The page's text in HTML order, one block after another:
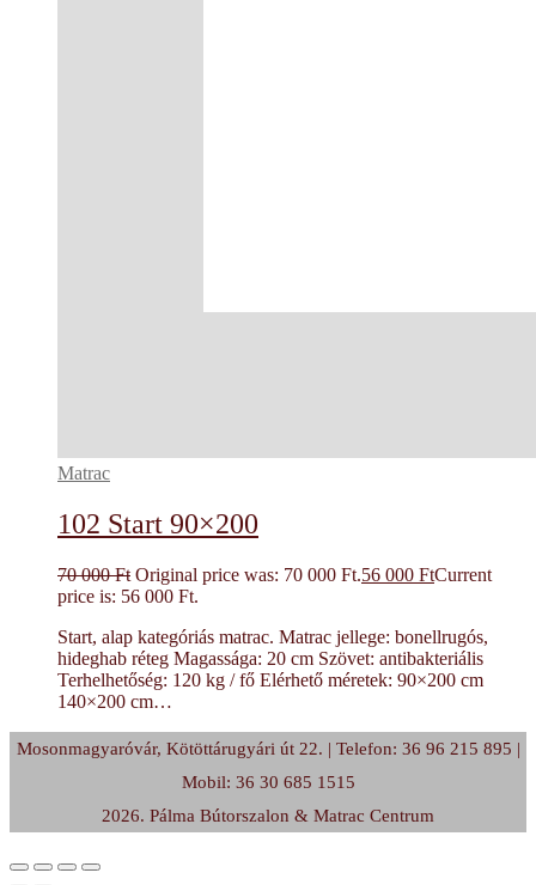
Matrac
102 Start 90×200
70 000Ft Original price was: 70 000 Ft.56 000 FtCurrent
price is: 56 000 Ft.
Start, alap kategóriás matrac. Matrac jellege: bonellrugós,
hideghab réteg Magassága: 20 cm Szövet: antibakteriális
Terhelhetőség: 120 kg / fő Elérhető méretek: 90×200 cm
140×200 cm…
Mosonmagyaróvár, Kötöttárugyári út 22. | Telefon: 36 96 215 895 |
Mobil: 36 30 685 1515
2026. Pálma Bútorszalon & Matrac Centrum